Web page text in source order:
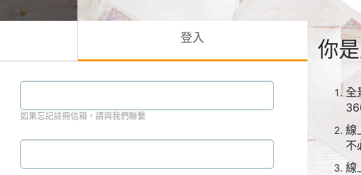
登入
如果忘記註冊信箱，請與我們聯繫
你
全
線
不
線